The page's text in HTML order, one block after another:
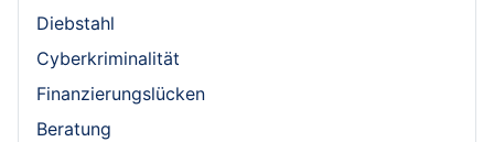
Diebstahl
Cyberkriminalität
Finanzierungslücken
Beratung